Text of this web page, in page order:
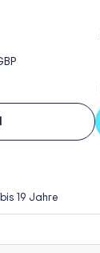
bis 19 Jahre